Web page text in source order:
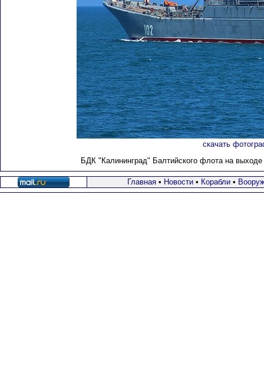
скачать
БДК "Калининград" Балтийского флота на
Главная• Новости• Корабли•